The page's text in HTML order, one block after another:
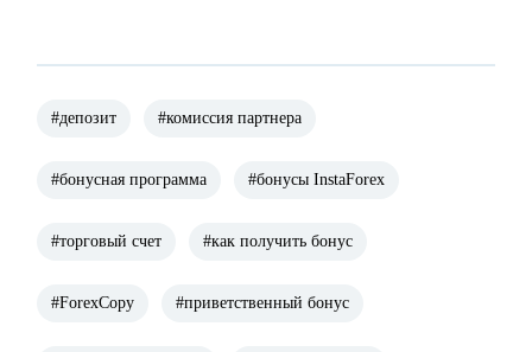
#депозит #комиссия партнера
#бонусная программа #бонусы InstaForex
#торговый счет #как получить бонус
#ForexCopy #приветственный бонус